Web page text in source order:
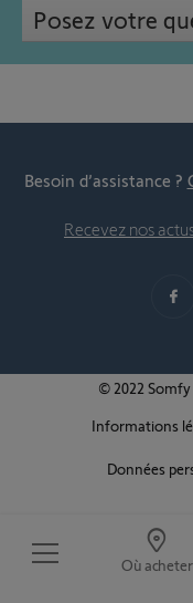
Où acheter
Posez votre
Besoin d’assistance ?
Recevez nos
© 2022 Somfy
Informations
Données